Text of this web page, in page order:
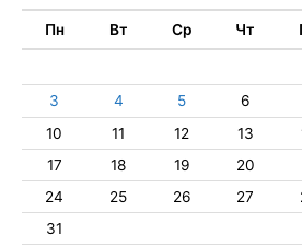
Пн Вт Ср Чт
3
4 5 6
10
11 12 13
17
18 19 20
24
25 26 27
31